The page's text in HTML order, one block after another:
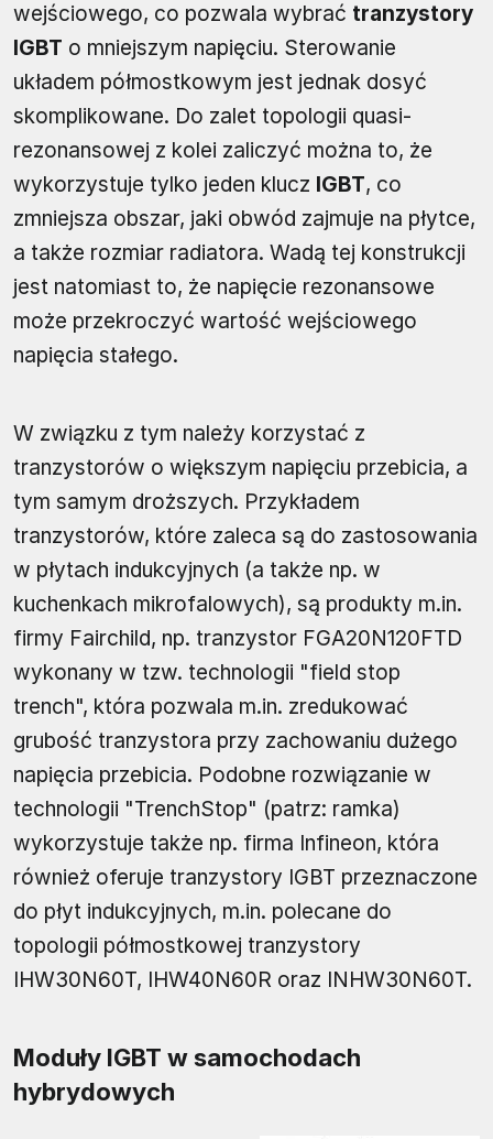
wejściowego, co pozwala wybrać tranzystory
IGBT o mniejszym napięciu. Sterowanie
układem półmostkowym jest jednak dosyć
skomplikowane. Do zalet topologii quasi-
rezonansowej z kolei zaliczyć można to, że
wykorzystuje tylko jeden klucz IGBT, co
zmniejsza obszar, jaki obwód zajmuje na płytce,
a także rozmiar radiatora. Wadą tej konstrukcji
jest natomiast to, że napięcie rezonansowe
może przekroczyć wartość wejściowego
napięcia stałego.
W związku z tym należy korzystać z
tranzystorów o większym napięciu przebicia, a
tym samym droższych. Przykładem
tranzystorów, które zaleca są do zastosowania
w płytach indukcyjnych (a także np. w
kuchenkach mikrofalowych), są produkty m.in.
firmy Fairchild, np. tranzystor FGA20N120FTD
wykonany w tzw. technologii "field stop
trench", która pozwala m.in. zredukować
grubość tranzystora przy zachowaniu dużego
napięcia przebicia. Podobne rozwiązanie w
technologii "TrenchStop" (patrz: ramka)
wykorzystuje także np. firma Infineon, która
również oferuje tranzystory IGBT przeznaczone
do płyt indukcyjnych, m.in. polecane do
topologii półmostkowej tranzystory
IHW30N60T, IHW40N60R oraz INHW30N60T.
Moduły IGBT w samochodach
hybrydowych